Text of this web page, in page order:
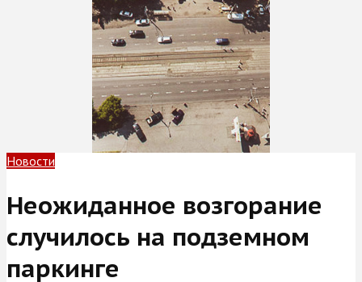
Новости
Неожиданное возгорание
случилось на подземном
паркинге